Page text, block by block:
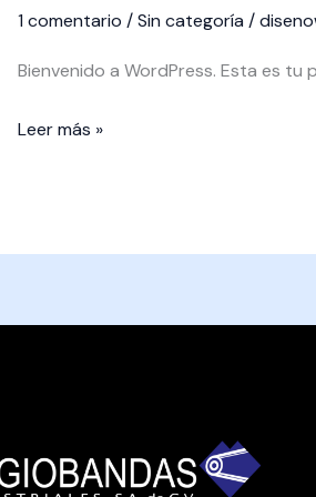
1 comentario /Sin categoría /
Bienvenido a WordPress. Esta es tu
Leer más »